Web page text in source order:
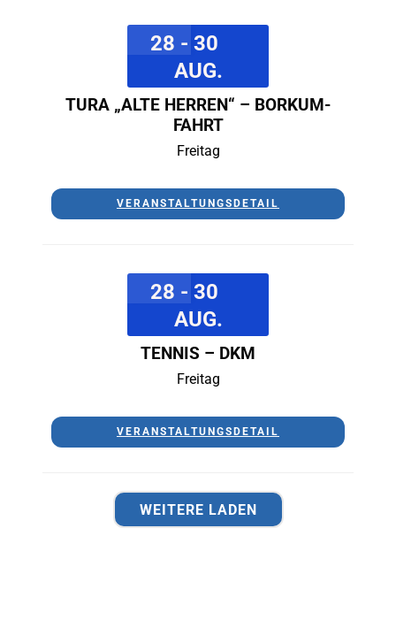
28 - 30
AUG.
TURA „ALTE HERREN“ – BORKUM-
FAHRT
Freitag
VERANSTALTUNGSDETAIL
28 - 30
AUG.
TENNIS – DKM
Freitag
VERANSTALTUNGSDETAIL
WEITERE LADEN